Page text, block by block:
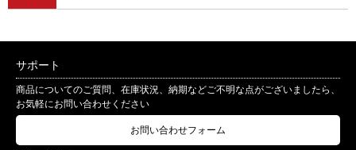
サポート
商品についてのご質問、在庫状況、納期などご不明な点がございましたら、
お気軽にお問い合わせください
お問い合わせフォーム